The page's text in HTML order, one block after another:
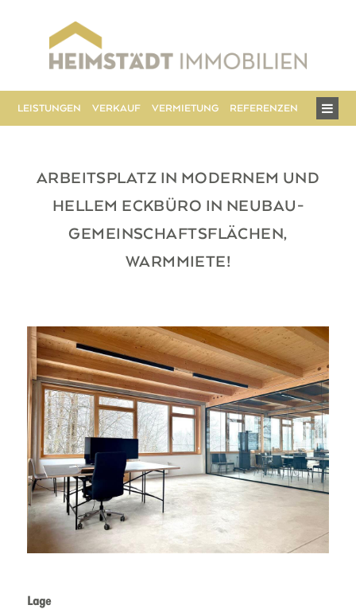
Hauptmenü
LEISTUNGEN VERKAUF VERMIETUNG REFERENZEN ÜBER
ARBEITSPLATZ IN MODERNEM UND
HELLEM ECKBÜRO IN NEUBAU-
GEMEINSCHAFTSFLÄCHEN,
WARMMIETE!
Lage